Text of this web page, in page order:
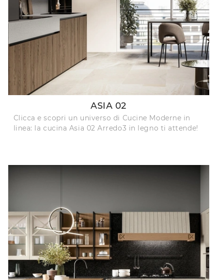
ASIA 02
Clicca e scopri un universo di Cucine Moderne in
linea: la cucina Asia 02 Arredo3 in legno ti attende!